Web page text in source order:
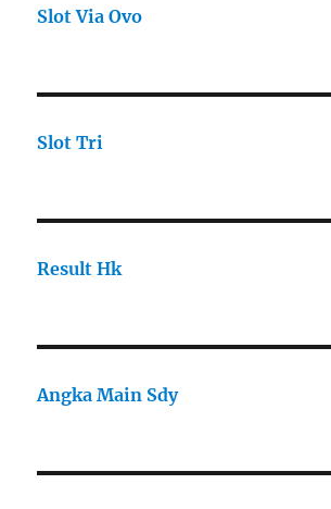
Slot Via Ovo
Slot Tri
Result Hk
Angka Main Sdy